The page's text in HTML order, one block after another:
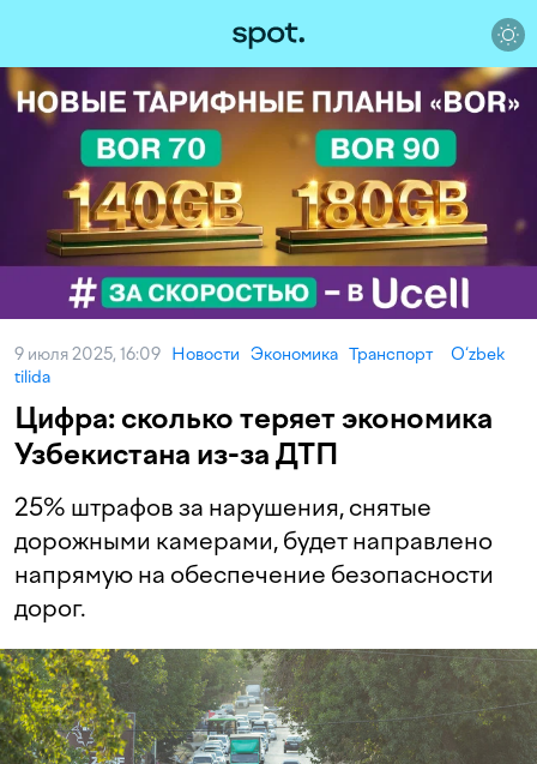
9 июля 2025, 16:09 Новости Экономика Транспорт
O‘zbek
tilida
Цифра: сколько теряет экономика
Узбекистана из-за ДТП
25% штрафов за нарушения, снятые
дорожными камерами, будет направлено
напрямую на обеспечение безопасности
дорог.